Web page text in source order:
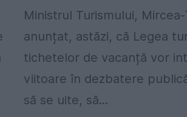
Ministrul Turismului,
anunțat, astăzi, că Legea
tichetelor de vacanță vor
viitoare în dezbatere
să se uite, să...